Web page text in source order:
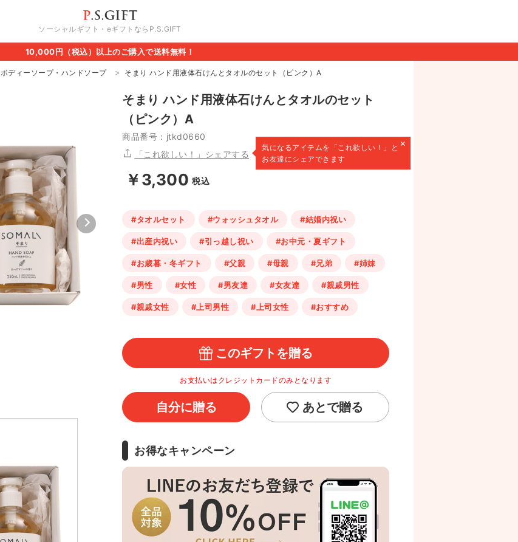
ソーシャルギフト・eギフトならP.S.GIFT
10,000円（税込）以上のご購入で送料無料！
ボディーソープ・ハンドソープ そまり ハンド用液体石けんとタオルのセット（ピンク）A
そまり ハンド用液体石けんとタオルのセット
（ピンク）A
商品番号：jtkd0660 ×
気になるアイテムを 「これ欲しい！」と
お友達にシェアできます
「これ欲しい！」シェアする
￥3,300 税込
#タオルセット #ウォッシュタオル #結婚内祝い
#出産内祝い #引っ越し祝い #お中元・夏ギフト
#お歳暮・冬ギフト #父親 #母親 #兄弟 #姉妹
#男性 #女性 #男友達 #女友達 #親戚男性
#親戚女性 #上司男性 #上司女性 #おすすめ
このギフトを贈る
お支払いはクレジットカードのみとなります
自分に贈る あとで贈る
お得なキャンペーン